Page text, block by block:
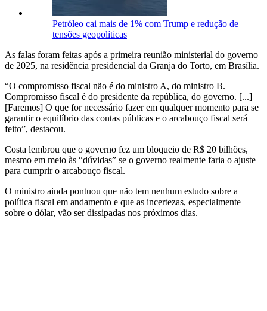
Petróleo cai mais de 1% com Trump e redução de
tensões geopolíticas
As falas foram feitas após a primeira reunião ministerial do governo
de 2025, na residência presidencial da Granja do Torto, em Brasília.
“O compromisso fiscal não é do ministro A, do ministro B.
Compromisso fiscal é do presidente da república, do governo. [...]
[Faremos] O que for necessário fazer em qualquer momento para se
garantir o equilíbrio das contas públicas e o arcabouço fiscal será
feito”, destacou.
Costa lembrou que o governo fez um bloqueio de R$ 20 bilhões,
mesmo em meio às “dúvidas” se o governo realmente faria o ajuste
para cumprir o arcabouço fiscal.
O ministro ainda pontuou que não tem nenhum estudo sobre a
política fiscal em andamento e que as incertezas, especialmente
sobre o dólar, vão ser dissipadas nos próximos dias.